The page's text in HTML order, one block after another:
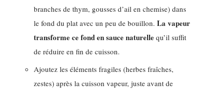
branches de thym, gousses d’ail en chemise) dans
le fond du plat avec un peu de bouillon. La vapeur
transforme ce fond en sauce naturelle qu’il suffit
de réduire en fin de cuisson.
Ajoutez les éléments fragiles (herbes fraîches,
zestes) après la cuisson vapeur, juste avant de